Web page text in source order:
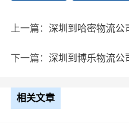
上一篇： 深圳到哈密物流公
下一篇： 深圳到博乐物流公
相关文章